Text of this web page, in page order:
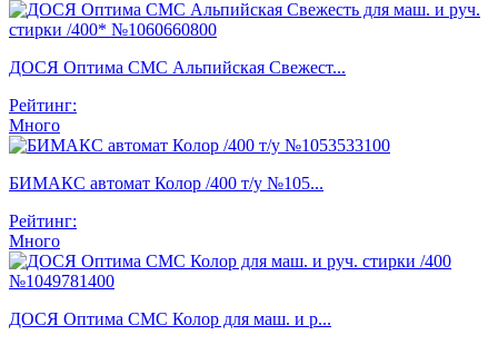
ДОСЯ Оптима СМС Альпийская Свежест...
Рейтинг:
Много
БИМАКС автомат Колор /400 т/у №105...
Рейтинг:
Много
ДОСЯ Оптима СМС Колор для маш. и р...